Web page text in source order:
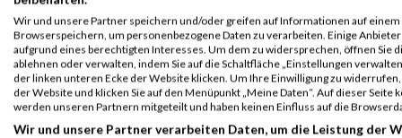
2016
Veranstaltung Stnr First Name Last Name
B2RUN Nürnberg
B2RUN Nürnberg
6886 Benjamin Detzel
Wir und unsere Partner speichern und/oder greifen auf Informationen auf einem
Browserspeichern, um personenbezogene Daten zu verarbeiten. Einige
aufgrund eines berechtigten Interesses. Um dem zu widersprechen, öffnen Sie
ablehnen oder verwalten, indem Sie auf die Schaltfläche „Einstellungen
der linken unteren Ecke der Website klicken. Um Ihre Einwilligung zu
der Website und klicken Sie auf den Menüpunkt „Meine Daten“. Auf dieser
werden unseren Partnern mitgeteilt und haben keinen Einfluss auf die
Wir und unsere Partner verarbeiten Daten, um die Leistung der